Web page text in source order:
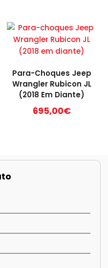
Para-Choques Jeep
Wrangler Rubicon JL
(2018 Em Diante)
695,00€